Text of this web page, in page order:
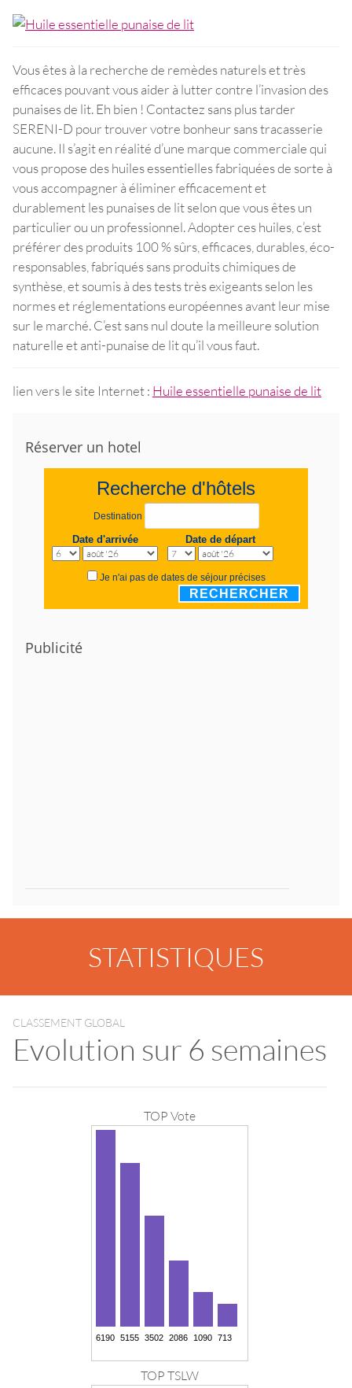
Vous êtes à la recherche de remèdes naturels et très
efficaces pouvant vous aider à lutter contre l’invasion des
punaises de lit. Eh bien ! Contactez sans plus tarder
SERENI-D pour trouver votre bonheur sans tracasserie
aucune. Il s’agit en réalité d’une marque commerciale qui
vous propose des huiles essentielles fabriquées de sorte à
vous accompagner à éliminer efficacement et
durablement les punaises de lit selon que vous êtes un
particulier ou un professionnel. Adopter ces huiles, c’est
préférer des produits 100 % sûrs, efficaces, durables, éco-
responsables, fabriqués sans produits chimiques de
synthèse, et soumis à des tests très exigeants selon les
normes et réglementations européennes avant leur mise
sur le marché. C’est sans nul doute la meilleure solution
naturelle et anti-punaise de lit qu’il vous faut.
lien vers le site Internet : Huile essentielle punaise de lit
Réserver un hotel
Recherche d'hôtels
Destination
Date d'arrivée Date de départ
Je n'ai pas de dates de séjour précises
RECHERCHER
Publicité
STATISTIQUES
CLASSEMENT GLOBAL
Evolution sur 6 semaines
TOP Vote
TOP TSLW